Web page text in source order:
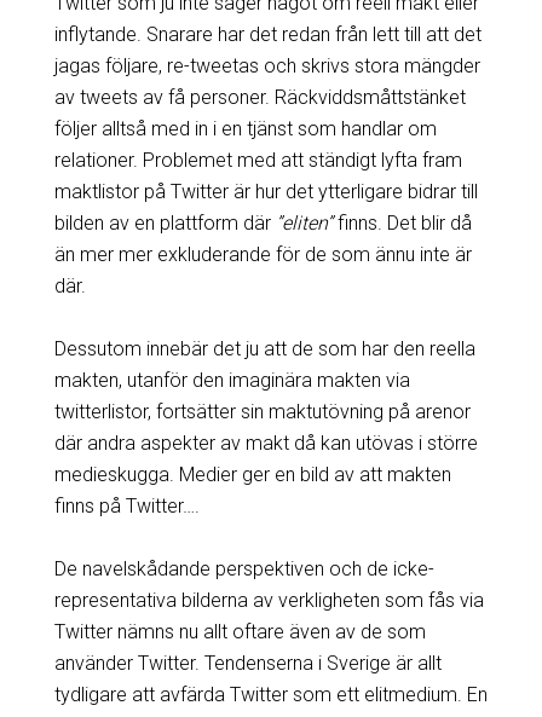
inflytande. Snarare har det redan från lett till att det
jagas följare, re-tweetas och skrivs stora mängder
av tweets av få personer. Räckviddsmåttstänket
följer alltså med in i en tjänst som handlar om
relationer. Problemet med att ständigt lyfta fram
maktlistor på Twitter är hur det ytterligare bidrar till
bilden av en plattform där ”eliten”finns. Det blir då
än mer mer exkluderande för de som ännu inte är
där.
Dessutom innebär det ju att de som har den reella
makten, utanför den imaginära makten via
twitterlistor, fortsätter sin maktutövning på arenor
där andra aspekter av makt då kan utövas i större
medieskugga. Medier ger en bild av att makten
finns på Twitter….
De navelskådande perspektiven och de icke-
representativa bilderna av verkligheten som fås via
Twitter nämns nu allt oftare även av de som
använder Twitter. Tendenserna i Sverige är allt
tydligare att avfärda Twitter som ett elitmedium. En